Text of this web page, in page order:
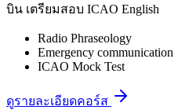
บิน เตรียมสอบ ICAO English
Radio Phraseology
Emergency communication
ICAO Mock Test
ดูรายละเอียดคอร์ส